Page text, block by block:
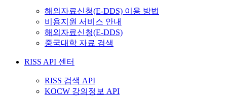
해외자료신청(E-DDS) 이용 방법
비용지원 서비스 안내
해외자료신청(E-DDS)
중국대학 자료 검색
RISS API 센터
RISS 검색 API
KOCW 강의정보 API